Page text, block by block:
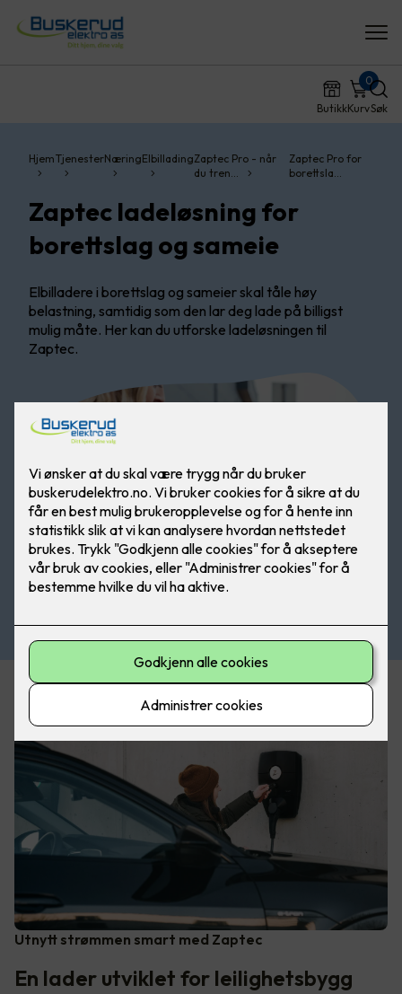
ButikkKurv
0
Søk
HjemTjenesterNæringElbilladingZaptec Pro - når
du tren…
Zaptec Pro for
borettsla…
Zaptec ladeløsning for
borettslag og sameie
Elbilladere i borettslag og sameier skal tåle høy
belastning, samtidig som den lar deg lade på billigst
mulig måte. Her kan du utforske ladeløsningen til
Zaptec.
Utnytt strømmen smart med Zaptec
En lader utviklet for leilighetsbygg